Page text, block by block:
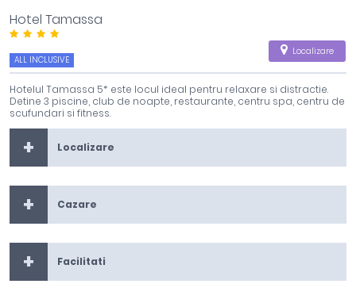
Hotel Tamassa
ALL INCLUSIVE
Localizare
Hotelul Tamassa 5* este locul ideal pentru relaxare si distractie.
Detine 3 piscine, club de noapte, restaurante, centru spa, centru de
scufundari si fitness.
Localizare
Cazare
Facilitati